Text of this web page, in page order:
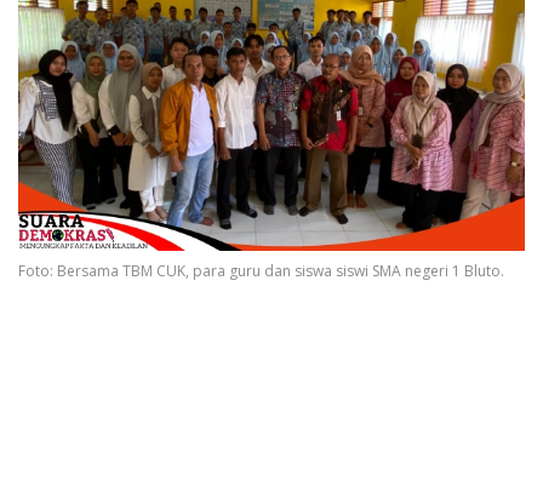
Foto: Bersama TBM CUK, para guru dan siswa siswi SMA negeri 1 Bluto.